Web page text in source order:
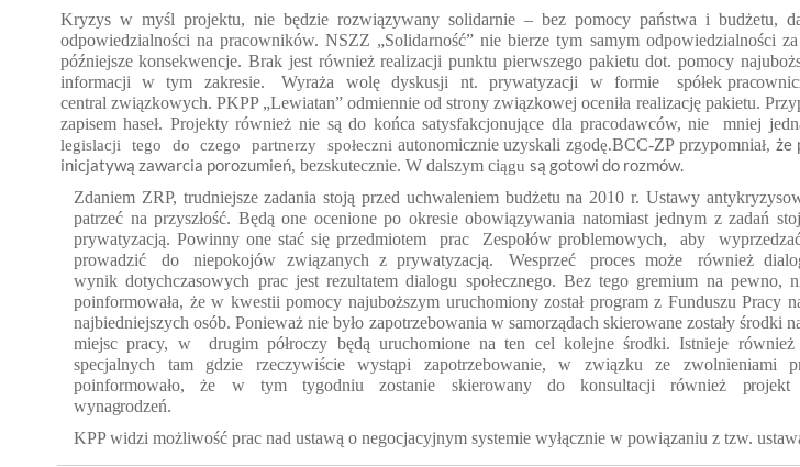
Kryzys w myśl projektu, nie będzie rozwiązywany solidarnie – bez pomocy państwa i budżetu,
odpowiedzialności na pracowników. NSZZ „Solidarność” nie bierze tym samym odpowiedzialności
późniejsze konsekwencje. Brak jest również realizacji punktu pierwszego pakietu dot. pomocy
informacji
w tym zakresie. Wyraża wolę dyskusji nt. prywatyzacji w formie spółek
central związkowych. PKPP „Lewiatan” odmiennie od strony związkowej oceniła realizację pakietu.
zapisem haseł. Projekty również nie są do końca satysfakcjonujące dla pracodawców, nie mniej
legislacji
tego do czego partnerzy społeczni autonomicznie uzyskali zgodę.BCC-ZP przypomniał, że
inicjatywą zawarcia porozumień, bezskutecznie. W dalszym ciągu są gotowi do rozmów.
Zdaniem ZRP, trudniejsze zadania stoją przed uchwaleniem budżetu na 2010 r. Ustawy
patrzeć na przyszłość. Będą one ocenione po okresie obowiązywania natomiast jednym z zadań
prywatyzacją. Powinny one stać się przedmiotem
prac Zespołów problemowych, aby
prowadzić do niepokojów związanych z prywatyzacją. Wesprzeć proces może również
wynik dotychczasowych prac jest rezultatem dialogu społecznego. Bez tego gremium na pewno,
poinformowała, że w kwestii pomocy najuboższym uruchomiony został program z Funduszu Pracy
najbiedniejszych osób. Ponieważ nie było zapotrzebowania w samorządach skierowane zostały środki
miejsc pracy, w drugim półroczy będą uruchomione na ten cel kolejne środki. Istnieje
specjalnych tam gdzie rzeczywiście wystąpi zapotrzebowanie, w związku ze zwolnieniami
poinformowało, że w tym tygodniu zostanie skierowany do konsultacji również projekt
wynagrodzeń.
KPP widzi możliwość prac nad ustawą o negocjacyjnym systemie wyłącznie w powiązaniu z tzw.